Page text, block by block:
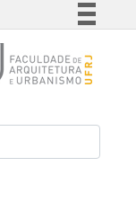
BR
à informação